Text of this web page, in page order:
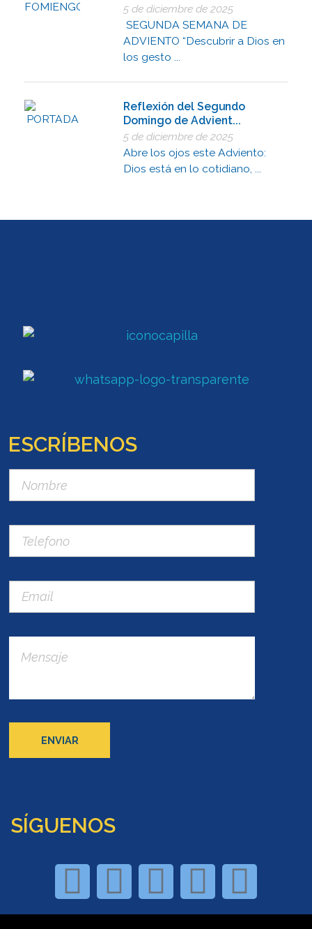
5 de diciembre de 2025
SEGUNDA SEMANA DE
ADVIENTO “Descubrir a Dios en
los gesto ...
Reflexión del Segundo
Domingo de Advient...
5 de diciembre de 2025
Abre los ojos este Adviento:
Dios está en lo cotidiano, ...
ESCRÍBENOS
SÍGUENOS